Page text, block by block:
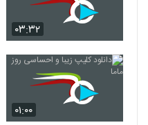
۰۳:۳۲
۰۱:۰۰